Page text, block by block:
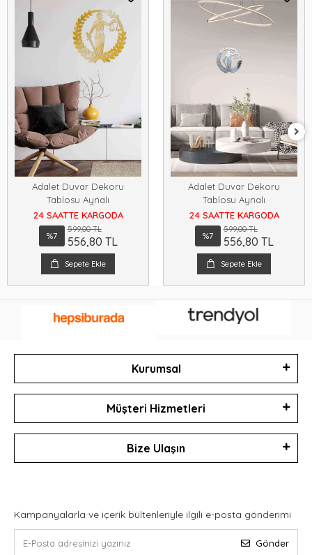
Adalet Duvar Dekoru
Tablosu Aynalı
24 SAATTE KARGODA
%7
599,00 TL
556,80 TL
Sepete Ekle
Adalet Duvar Dekoru
Tablosu Aynalı
24 SAATTE KARGODA
%7
599,00 TL
556,80 TL
Sepete Ekle
Kurumsal
Müşteri Hizmetleri
Bize Ulaşın
Kampanyalarla ve içerik bültenleriyle ilgili e-posta gönderimi
Gönder